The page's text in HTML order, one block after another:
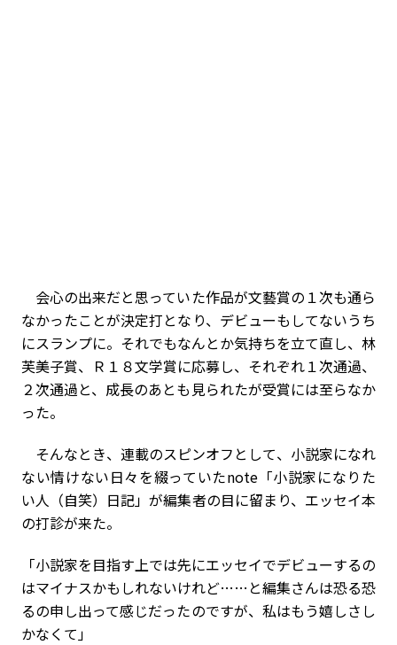
会心の出来だと思っていた作品が文藝賞の１次も通ら
なかったことが決定打となり、デビューもしてないうち
にスランプに。それでもなんとか気持ちを立て直し、林
芙美子賞、Ｒ１８文学賞に応募し、それぞれ１次通過、
２次通過と、成長のあとも見られたが受賞には至らなか
った。
そんなとき、連載のスピンオフとして、小説家になれ
ない情けない日々を綴っていたnote「小説家になりた
い人（自笑）日記」が編集者の目に留まり、エッセイ本
の打診が来た。
「小説家を目指す上では先にエッセイでデビューするの
はマイナスかもしれないけれど……と編集さんは恐る恐
るの申し出って感じだったのですが、私はもう嬉しさし
かなくて」